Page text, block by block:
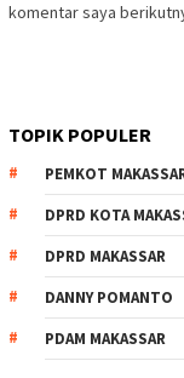
komentar saya
TOPIK POPULER
PEMKOT
DPRD KOTA
DPRD MAKASSAR
DANNY POMANTO
PDAM MAKASSAR